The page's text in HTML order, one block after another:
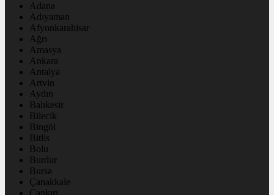
Adana
Adıyaman
Afyonkarahisar
Ağrı
Amasya
Ankara
Antalya
Artvin
Aydın
Balıkesir
Bilecik
Bingöl
Bitlis
Bolu
Burdur
Bursa
Çanakkale
Çankırı